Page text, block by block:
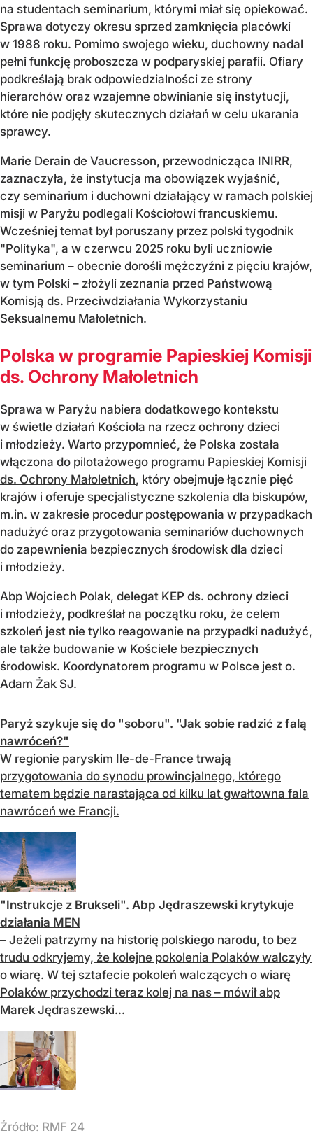
na studentach seminarium, którymi miał się opiekować.
Sprawa dotyczy okresu sprzed zamknięcia placówki
w 1988 roku. Pomimo swojego wieku, duchowny nadal
pełni funkcję proboszcza w podparyskiej parafii. Ofiary
podkreślają brak odpowiedzialności ze strony
hierarchów oraz wzajemne obwinianie się instytucji,
które nie podjęły skutecznych działań w celu ukarania
sprawcy.
Marie Derain de Vaucresson, przewodnicząca INIRR,
zaznaczyła, że instytucja ma obowiązek wyjaśnić,
czy seminarium i duchowni działający w ramach polskiej
misji w Paryżu podlegali Kościołowi francuskiemu.
Wcześniej temat był poruszany przez polski tygodnik
"Polityka", a w czerwcu 2025 roku byli uczniowie
seminarium – obecnie dorośli mężczyźni z pięciu krajów,
w tym Polski – złożyli zeznania przed Państwową
Komisją ds. Przeciwdziałania Wykorzystaniu
Seksualnemu Małoletnich.
Polska w programie Papieskiej Komisji
ds. Ochrony Małoletnich
Sprawa w Paryżu nabiera dodatkowego kontekstu
w świetle działań Kościoła na rzecz ochrony dzieci
i młodzieży. Warto przypomnieć, że Polska została
włączona do pilotażowego programu Papieskiej Komisji
ds. Ochrony Małoletnich, który obejmuje łącznie pięć
krajów i oferuje specjalistyczne szkolenia dla biskupów,
m.in. w zakresie procedur postępowania w przypadkach
nadużyć oraz przygotowania seminariów duchownych
do zapewnienia bezpiecznych środowisk dla dzieci
i młodzieży.
Abp Wojciech Polak, delegat KEP ds. ochrony dzieci
i młodzieży, podkreślał na początku roku, że celem
szkoleń jest nie tylko reagowanie na przypadki nadużyć,
ale także budowanie w Kościele bezpiecznych
środowisk. Koordynatorem programu w Polsce jest o.
Adam Żak SJ.
Paryż szykuje się do "soboru". "Jak sobie radzić z falą
nawróceń?"
W regionie paryskim Ile-de-France trwają
przygotowania do synodu prowincjalnego, którego
tematem będzie narastająca od kilku lat gwałtowna fala
nawróceń we Francji.
"Instrukcje z Brukseli". Abp Jędraszewski krytykuje
działania MEN
– Jeżeli patrzymy na historię polskiego narodu, to bez
trudu odkryjemy, że kolejne pokolenia Polaków walczyły
o wiarę. W tej sztafecie pokoleń walczących o wiarę
Polaków przychodzi teraz kolej na nas – mówił abp
Marek Jędraszewski...
Źródło: RMF 24